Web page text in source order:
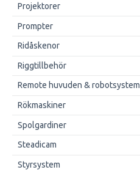
Projektorer
Prompter
Ridåskenor
Riggtillbehör
Remote huvuden & robotsystem
Rökmaskiner
Spolgardiner
Steadicam
Styrsystem